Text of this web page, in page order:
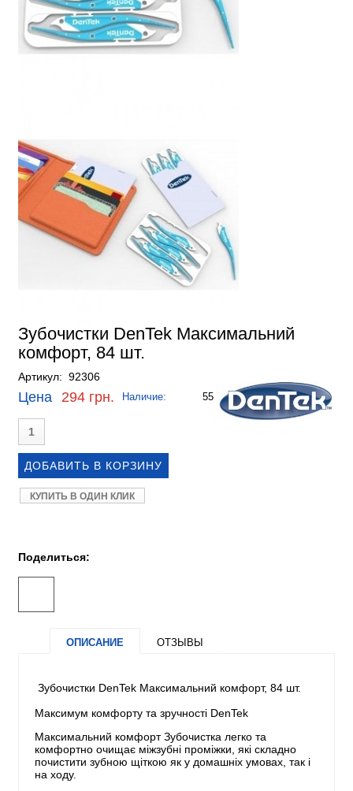
Зубочистки DenTek Максимальний
комфорт, 84 шт.
Артикул: 92306
Цена 294 грн. Наличие: 55
КУПИТЬ В ОДИН КЛИК
Поделиться:
ОПИСАНИЕ ОТЗЫВЫ
Зубочистки DenTek Максимальний комфорт, 84 шт.
Максимум комфорту та зручності DenTek
Максимальний комфорт Зубочистка легко та
комфортно очищає міжзубні проміжки, які складно
почистити зубною щіткою як у домашніх умовах, так і
на ходу.